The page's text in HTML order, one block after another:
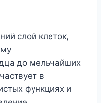
слой клеток,
до мельчайших
в
функциях и